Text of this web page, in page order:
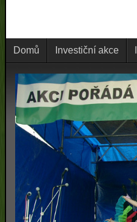
Domů Investiční akce